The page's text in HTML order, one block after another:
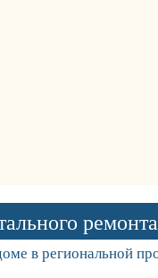
ремонта
в региональной